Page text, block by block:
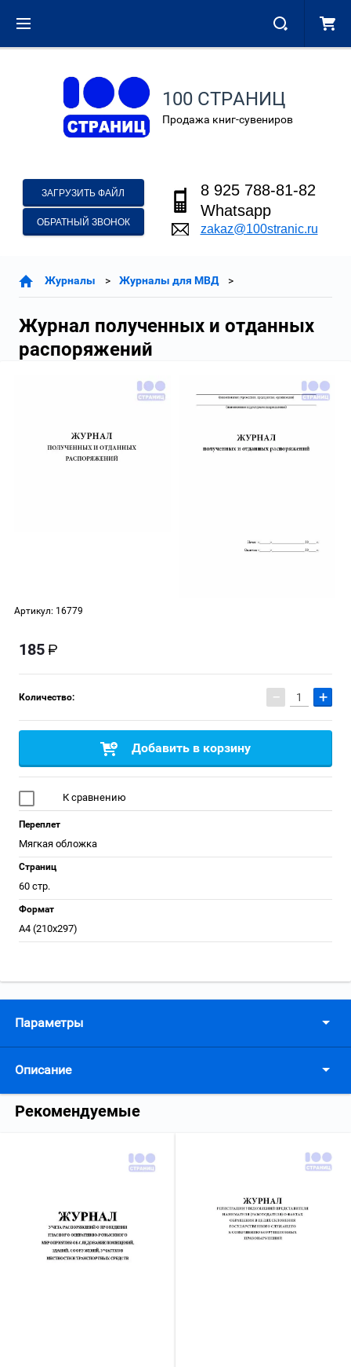
100 СТРАНИЦ
Продажа книг-сувениров
ЗАГРУЗИТЬ ФАЙЛ
ОБРАТНЫЙ ЗВОНОК
8 925 788-81-82
Whatsapp
zakaz@100stranic.ru
Журналы Журналы для МВД
Журнал полученных и отданных
распоряжений
Артикул: 16779
185
Количество: − +
Добавить в корзину
К сравнению
Переплет
Мягкая обложка
Страниц
60 стр.
Формат
А4 (210x297)
Параметры
Описание
Рекомендуемые